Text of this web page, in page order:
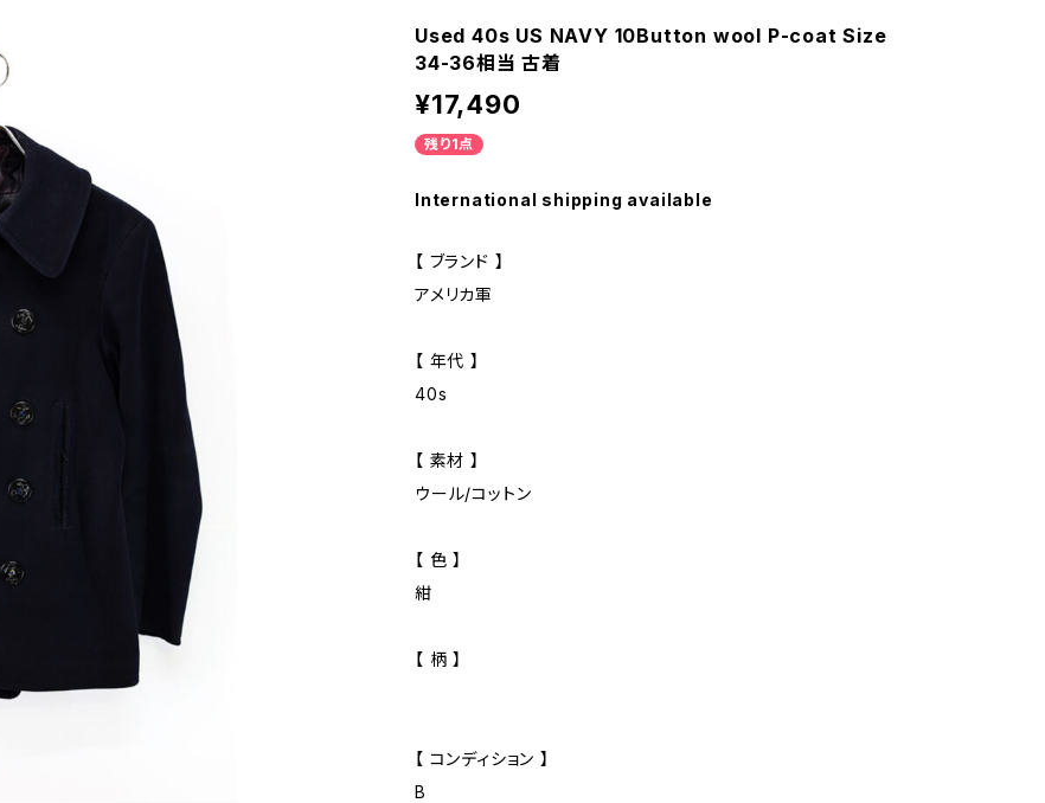
Used 40s US NAVY 10Button wool P-coat Size
34-36相当 古着
¥17,490
残り1点
International shipping available
【 ブランド 】
アメリカ軍
【 年代 】
40s
【 素材 】
ウール/コットン
【 色 】
紺
【 柄 】
【 コンディション 】
B